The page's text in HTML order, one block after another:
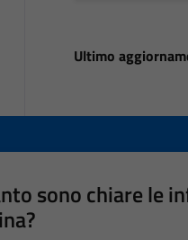
Ultimo
sono chiare le